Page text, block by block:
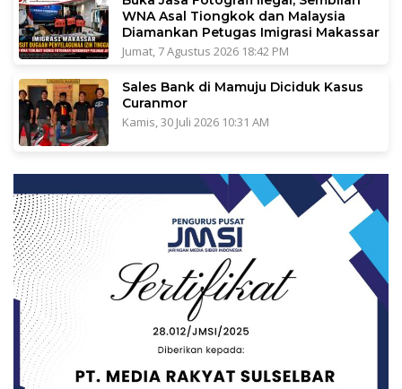
WNA Asal Tiongkok dan Malaysia
Diamankan Petugas Imigrasi Makassar
Jumat, 7 Agustus 2026 18:42 PM
Sales Bank di Mamuju Diciduk Kasus
Curanmor
Kamis, 30 Juli 2026 10:31 AM